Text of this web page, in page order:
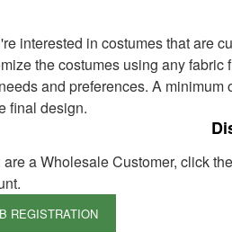
interested in costumes that are
the costumes using any
and preferences. A
final design.
are a Wholesale Customer, click
REGISTRATION